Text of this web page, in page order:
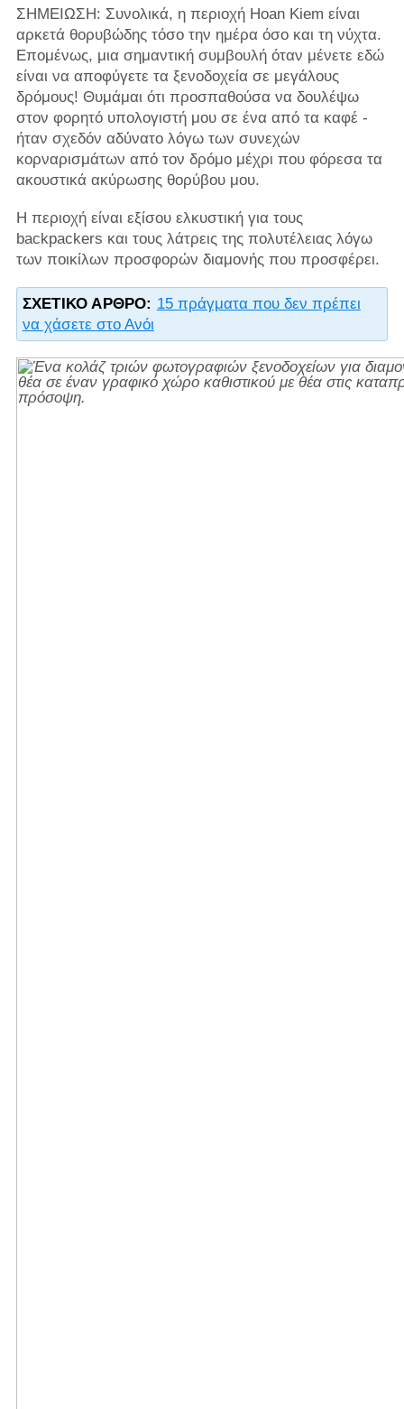
ΣΗΜΕΙΩΣΗ: Συνολικά, η περιοχή Hoan Kiem είναι
αρκετά θορυβώδης τόσο την ημέρα όσο και τη νύχτα.
Επομένως, μια σημαντική συμβουλή όταν μένετε εδώ
είναι να αποφύγετε τα ξενοδοχεία σε μεγάλους
δρόμους! Θυμάμαι ότι προσπαθούσα να δουλέψω
στον φορητό υπολογιστή μου σε ένα από τα καφέ -
ήταν σχεδόν αδύνατο λόγω των συνεχών
κορναρισμάτων από τον δρόμο μέχρι που φόρεσα τα
ακουστικά ακύρωσης θορύβου μου.
Η περιοχή είναι εξίσου ελκυστική για τους
backpackers και τους λάτρεις της πολυτέλειας λόγω
των ποικίλων προσφορών διαμονής που προσφέρει.
ΣΧΕΤΙΚΌ ΆΡΘΡΟ: 15 πράγματα που δεν πρέπει
να χάσετε στο Ανόι